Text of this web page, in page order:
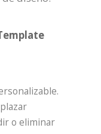
o eliminar